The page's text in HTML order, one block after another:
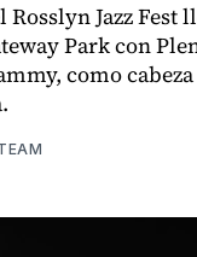
Jazz Fest
Park con
como